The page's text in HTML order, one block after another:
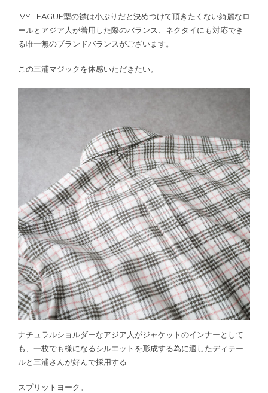
IVY LEAGUE型の襟は小ぶりだと決めつけて頂きたくない綺麗なロ
ールとアジア人が着用した際のバランス、ネクタイにも対応でき
る唯一無のブランドバランスがございます。
この三浦マジックを体感いただきたい。
ナチュラルショルダーなアジア人がジャケットのインナーとして
も、一枚でも様になるシルエットを形成する為に適したディテー
ルと三浦さんが好んで採用する
スプリットヨーク。